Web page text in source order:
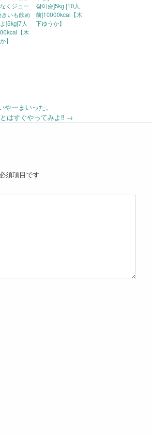
くジュー
きいも飲め
]5kg[7人
【木
】
참이슬]5kg [10人
前]10000kcal【木
下ゆうか】
ーまいった。
はすぐやってみよ‼︎ →
須項目です